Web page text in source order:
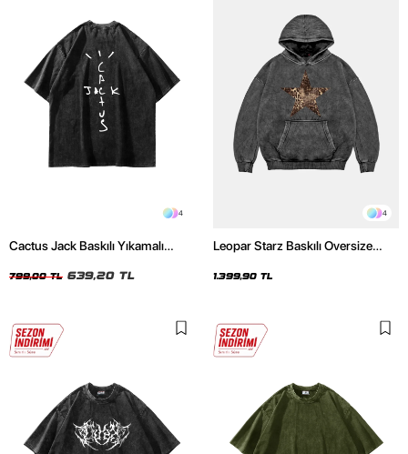
4
Cactus Jack Baskılı Yıkamalı
799,00 TL 639,20 TL
4
Leopar Starz Baskılı Oversize
Hoodie
1.399,90 TL